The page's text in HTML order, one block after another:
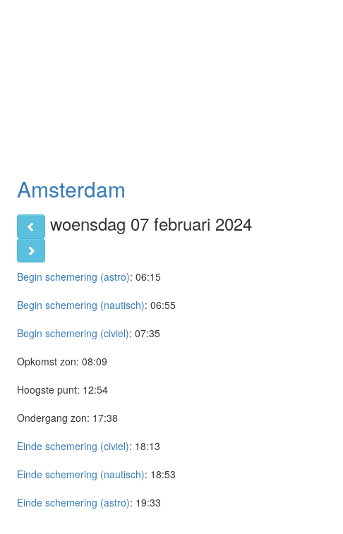
Amsterdam
woensdag 07 februari 2024
Begin schemering (astro): 06:15
Begin schemering (nautisch): 06:55
Begin schemering (civiel): 07:35
Opkomst zon: 08:09
Hoogste punt: 12:54
Ondergang zon: 17:38
Einde schemering (civiel): 18:13
Einde schemering (nautisch): 18:53
Einde schemering (astro): 19:33